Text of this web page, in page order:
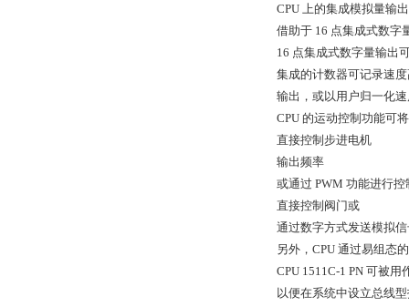
CPU 上的集成模拟量输
借助于 16 点集成式数字
16 点集成式数字量输出
集成的计数器可记录速
输出，或以用户归一化
CPU 的运动控制功能可
直接控制步进电机
输出频率
或通过 PWM 功能进行控
直接控制阀门或
通过数字方式发送模拟
另外，CPU 通过易组态
CPU 1511C-1 PN 可被
以便在系统中设立总线